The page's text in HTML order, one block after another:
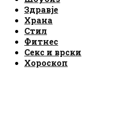
Здравје
Храна
Стил
Фитнес
Секс и врски
Хороскоп